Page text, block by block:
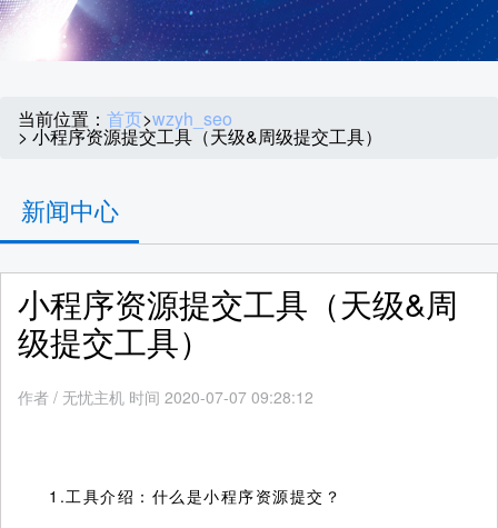
当前位置： 首页>wzyh_seo
> 小程序资源提交工具（天级&周级提交工具）
新闻中心
小程序资源提交工具（天级&周
级提交工具）
作者 / 无忧主机 时间 2020-07-07 09:28:12
1.工具介绍：什么是小程序资源提交？